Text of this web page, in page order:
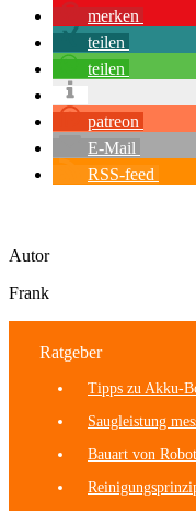
merken
teilen
teilen
patreon
E-Mail
RSS-feed
Autor
Frank
Ratgeber
Tipps zu Akku-
Saugleistung
Bauart von